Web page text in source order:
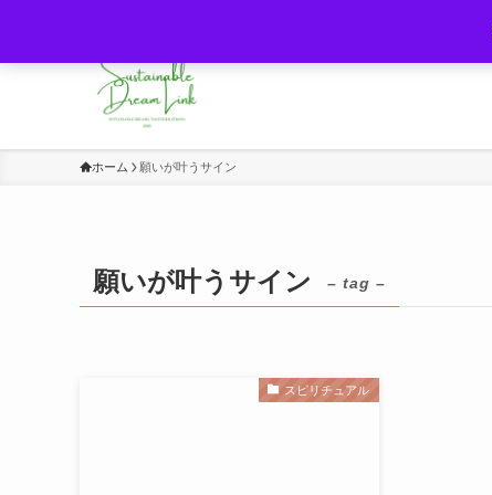
ホーム 願いが叶うサイン
願いが叶うサイン – tag –
スピリチュアル